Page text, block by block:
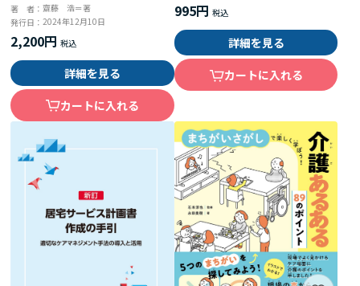
著 者：齋藤 浩＝著
発行日：2024年12月10日
2,200円
詳細を見る
カートに入れる
995円
詳細を見る
カートに入れる